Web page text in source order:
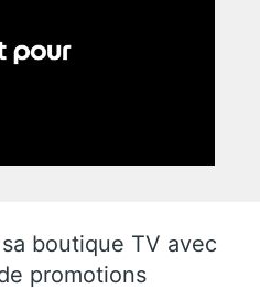
boutique TV avec
promotions